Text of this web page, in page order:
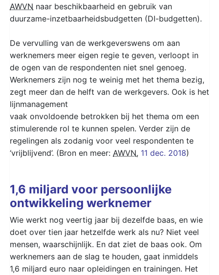
AWVN naar beschikbaarheid en gebruik van
duurzame-inzetbaarheidsbudgetten (DI-budgetten).
De vervulling van de werkgeverswens om aan
werknemers meer eigen regie te geven, verloopt in
de ogen van de respondenten niet snel genoeg.
Werknemers zijn nog te weinig met het thema bezig,
zegt meer dan de helft van de werkgevers. Ook is het
lijnmanagement
vaak onvoldoende betrokken bij het thema om een
stimulerende rol te kunnen spelen. Verder zijn de
regelingen als zodanig voor veel respondenten te
‘vrijblijvend’. (Bron en meer: AWVN, 11 dec. 2018)
1,6 miljard voor persoonlijke
ontwikkeling werknemer
Wie werkt nog veertig jaar bij dezelfde baas, en wie
doet over tien jaar hetzelfde werk als nu? Niet veel
mensen, waarschijnlijk. En dat ziet de baas ook. Om
werknemers aan de slag te houden, gaat inmiddels
1,6 miljard euro naar opleidingen en trainingen. Het